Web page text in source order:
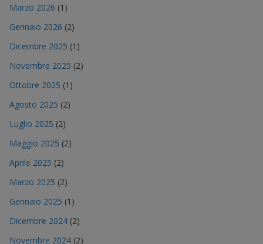
Marzo 2026 (1)
Gennaio 2026 (2)
Dicembre 2025 (1)
Novembre 2025 (2)
Ottobre 2025 (1)
Agosto 2025 (2)
Luglio 2025 (2)
Maggio 2025 (2)
Aprile 2025 (2)
Marzo 2025 (2)
Gennaio 2025 (1)
Dicembre 2024 (2)
Novembre 2024 (2)